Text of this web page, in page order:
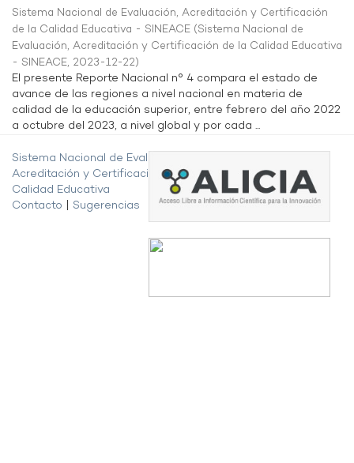
Sistema Nacional de Evaluación, Acreditación y Certificación
de la Calidad Educativa - SINEACE (Sistema Nacional de
Evaluación, Acreditación y Certificación de la Calidad Educativa
- SINEACE, 2023-12-22)
El presente Reporte Nacional n° 4 compara el estado de
avance de las regiones a nivel nacional en materia de
calidad de la educación superior, entre febrero del año 2022
a octubre del 2023, a nivel global y por cada ...
Sistema Nacional de Evaluación,
Acreditación y Certificación de la
Calidad Educativa
Contacto
Sugerencias